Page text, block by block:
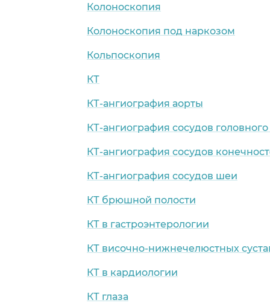
Колоноскопия
Колоноскопия под наркозом
Кольпоскопия
КТ
КТ-ангиография аорты
КТ-ангиография сосудов
КТ-ангиография сосудов
КТ-ангиография сосудов шеи
КТ брюшной полости
КТ в гастроэнтерологии
КТ височно-нижнечелюстных
КТ в кардиологии
КТ глаза